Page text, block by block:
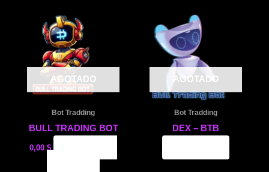
AGOTADO
Bot Tradding
BULL TRADING BOT
0,00 $
Las
pueden
AGOTADO
Bot Tradding
DEX – BTB